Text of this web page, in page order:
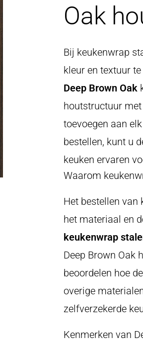
Oak
Bij keukenwrap
kleur en textuur
Deep Brown Oak
houtstructuur
toevoegen aan
bestellen, kunt u
keuken ervaren
Waarom
Het bestellen
het materiaal en
keukenwrap
Deep Brown Oak
beoordelen hoe
overige
zelfverzekerde
Kenmerken van